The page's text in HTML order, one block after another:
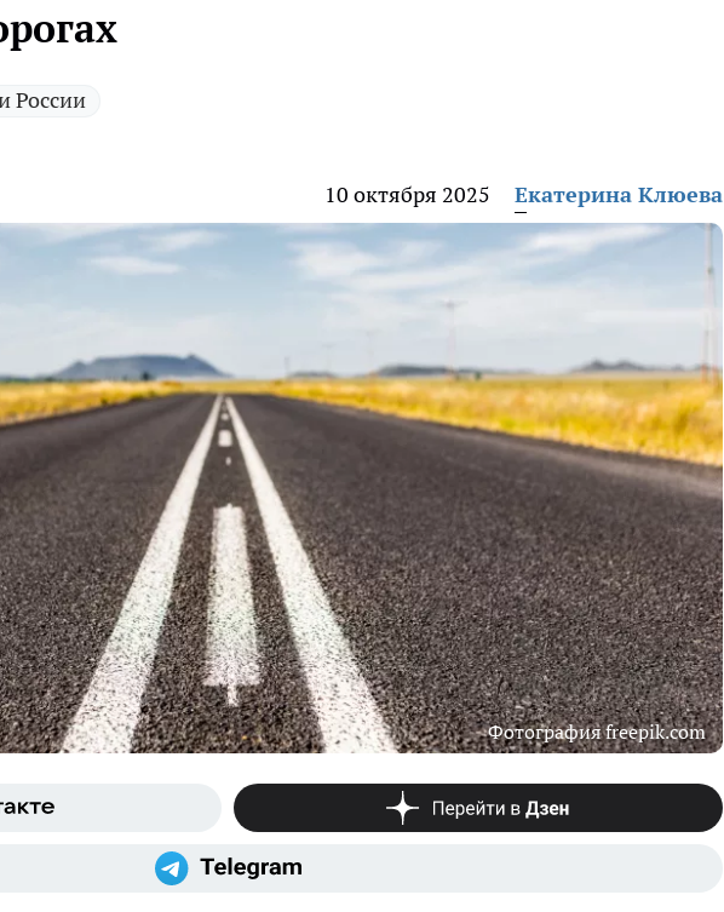
России
10 октября 2025 Екатерина Клюева
Фотография freepik.com